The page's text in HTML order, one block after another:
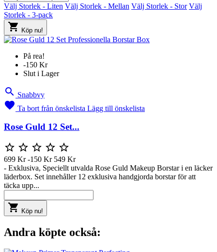
Välj Storlek - Liten Välj Storlek - Mellan Välj Storlek - Stor Välj
Storlek - 3-pack
 Köp nu!
På rea!
-150 Kr
Slut i Lager
 Snabbvy
 Ta bort från önskelista Lägg till önskelista
Rose Guld 12 Set...
    
699 Kr -150 Kr 549 Kr
- Exklusiva, Speciellt utvalda Rose Guld Makeup Borstar i en läcker
läderbox. Set innehåller 12 exklusiva handgjorda borstar för att
täcka upp...
 Köp nu!
Andra köpte också: